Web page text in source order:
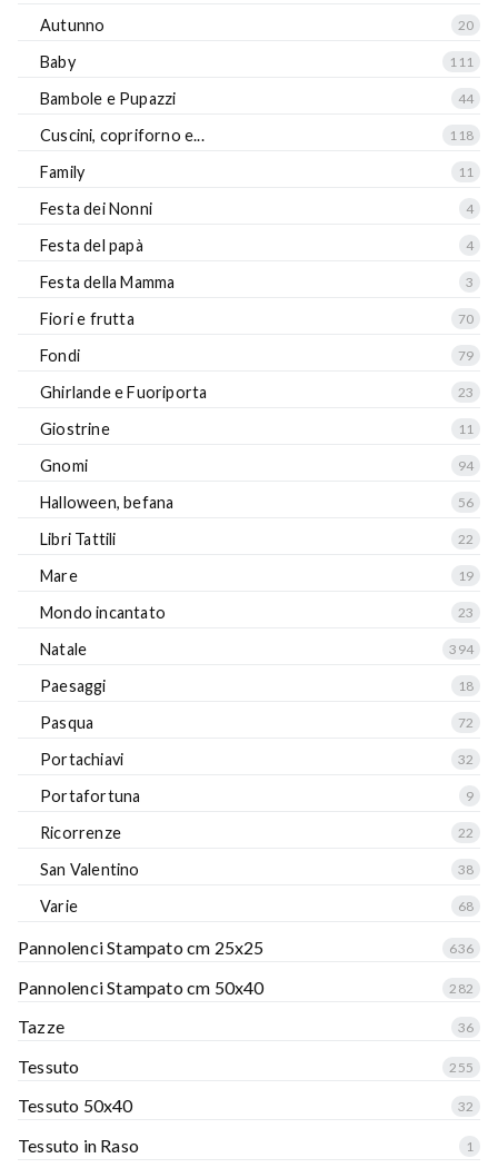
Autunno 20
Baby 111
Bambole e Pupazzi 44
Cuscini, copriforno e... 118
Family 11
Festa dei Nonni 4
Festa del papà 4
Festa della Mamma 3
Fiori e frutta 70
Fondi 79
Ghirlande e Fuoriporta 23
Giostrine 11
Gnomi 94
Halloween, befana 56
Libri Tattili 22
Mare 19
Mondo incantato 23
Natale 394
Paesaggi 18
Pasqua 72
Portachiavi 32
Portafortuna 9
Ricorrenze 22
San Valentino 38
Varie 68
Pannolenci Stampato cm 25x25 636
Pannolenci Stampato cm 50x40 282
Tazze 36
Tessuto 255
Tessuto 50x40 32
Tessuto in Raso 1